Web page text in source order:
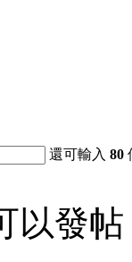
還可輸入80
以發帖